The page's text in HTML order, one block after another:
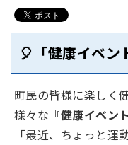
🎈「健康イベン
町民の皆様に楽しく
様々な 『健康イベン
「最近、ちょっと